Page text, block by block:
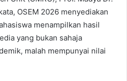
OSEM 2026 menyediakan
menampilkan hasil
yang bukan sahaja
malah mempunyai nilai